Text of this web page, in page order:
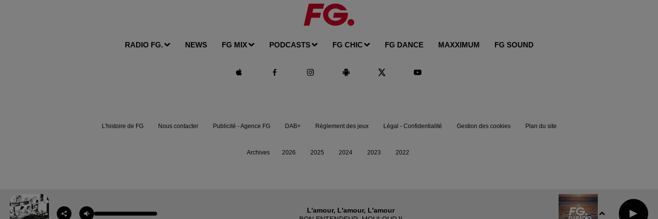
RADIO FG. NEWS FG MIX PODCASTS FG CHIC FG DANCE MAXXIMUM FG SOUND
L'amour, L'amour, L'amour
L'histoire de FG Nous contacter Publicité - Agence FG DAB+ Règlement des jeux Légal - Confidentialité Gestion des cookies Plan du site
Archives 2026 2025 2024 2023 2022